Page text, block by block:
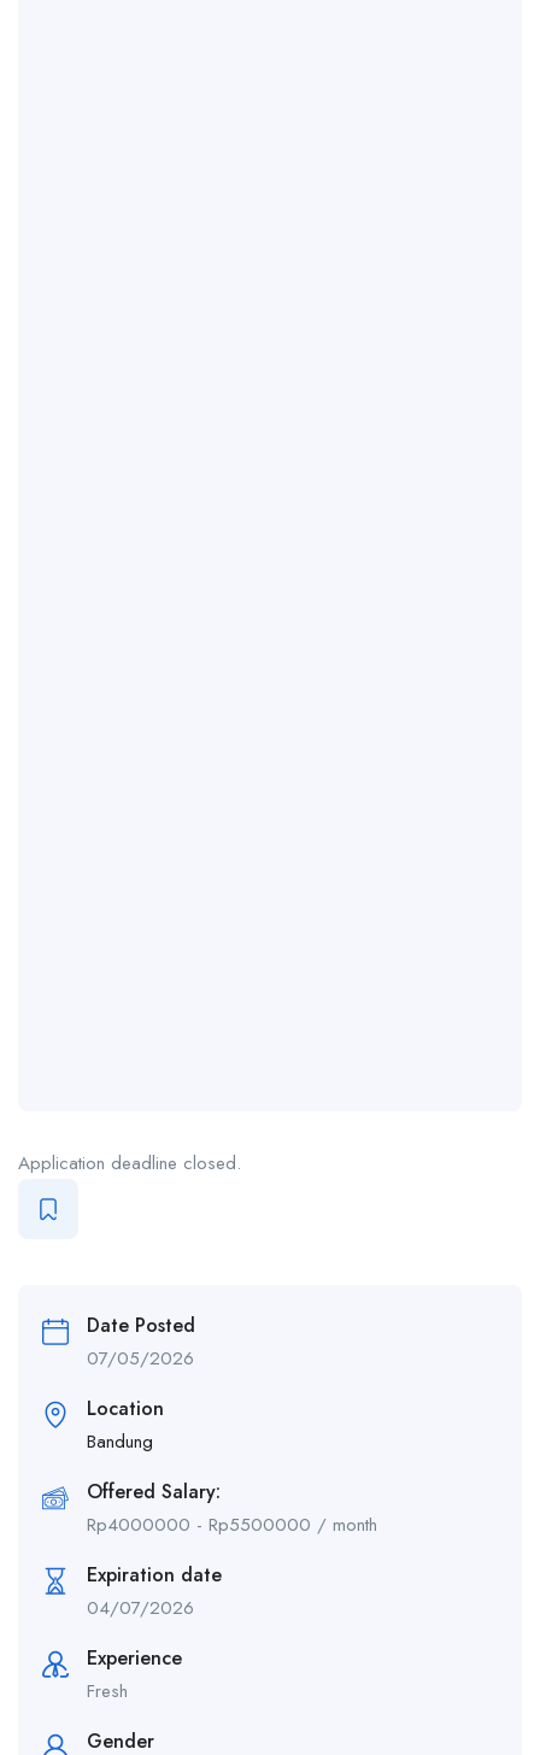
Application deadline closed.
Date Posted
07/05/2026
Location
Bandung
Offered Salary:
Rp4000000 - Rp5500000 / month
Expiration date
04/07/2026
Experience
Fresh
Gender